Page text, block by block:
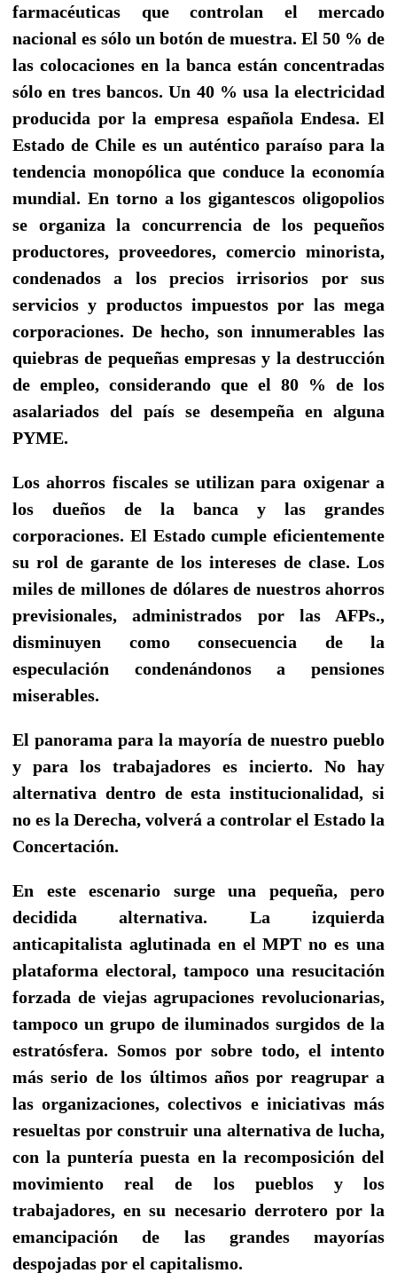
farmacéuticas que controlan el mercado
nacional es sólo un botón de muestra. El 50 % de
las colocaciones en la banca están concentradas
sólo en tres bancos. Un 40 % usa la electricidad
producida por la empresa española Endesa. El
Estado de Chile es un auténtico paraíso para la
tendencia monopólica que conduce la economía
mundial. En torno a los gigantescos oligopolios
se organiza la concurrencia de los pequeños
productores, proveedores, comercio minorista,
condenados a los precios irrisorios por sus
servicios y productos impuestos por las mega
corporaciones. De hecho, son innumerables las
quiebras de pequeñas empresas y la destrucción
de empleo, considerando que el 80 % de los
asalariados del país se desempeña en alguna
PYME.
Los ahorros fiscales se utilizan para oxigenar a
los dueños de la banca y las grandes
corporaciones. El Estado cumple eficientemente
su rol de garante de los intereses de clase. Los
miles de millones de dólares de nuestros ahorros
previsionales, administrados por las AFPs.,
disminuyen como consecuencia de la
especulación condenándonos a pensiones
miserables.
El panorama para la mayoría de nuestro pueblo
y para los trabajadores es incierto. No hay
alternativa dentro de esta institucionalidad, si
no es la Derecha, volverá a controlar el Estado la
Concertación.
En este escenario surge una pequeña, pero
decidida alternativa. La izquierda
anticapitalista aglutinada en el MPT no es una
plataforma electoral, tampoco una resucitación
forzada de viejas agrupaciones revolucionarias,
tampoco un grupo de iluminados surgidos de la
estratósfera. Somos por sobre todo, el intento
más serio de los últimos años por reagrupar a
las organizaciones, colectivos e iniciativas más
resueltas por construir una alternativa de lucha,
con la puntería puesta en la recomposición del
movimiento real de los pueblos y los
trabajadores, en su necesario derrotero por la
emancipación de las grandes mayorías
despojadas por el capitalismo.